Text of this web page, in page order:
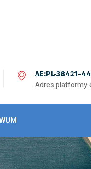
AE:PL-38421-
Adres platformy